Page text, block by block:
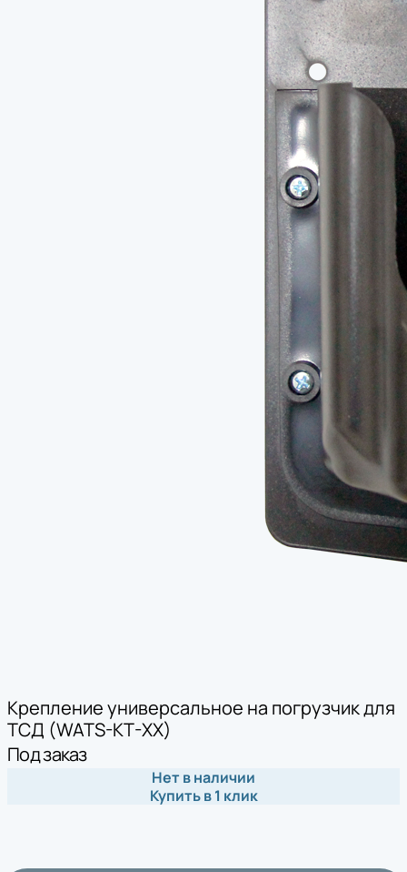
Крепление универсальное на погрузчик для
ТСД (WATS-KT-XX)
Под заказ
Нет в наличии
Купить в 1 клик